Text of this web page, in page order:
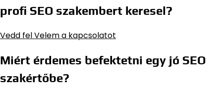
profi SEO szakembert keresel?
Vedd fel Velem a kapcsolatot
Miért érdemes befektetni egy jó SEO
szakértőbe?